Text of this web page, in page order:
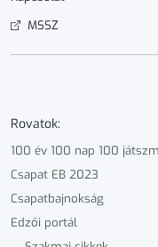
MSSZ
Rovatok:
100 év 100 nap 100
Csapat EB 2023
Csapatbajnokság
Edzői portál